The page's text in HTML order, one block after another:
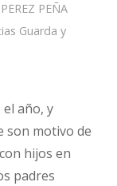
PEÑA
Guarda y
año, y
son motivo de
hijos en
padres